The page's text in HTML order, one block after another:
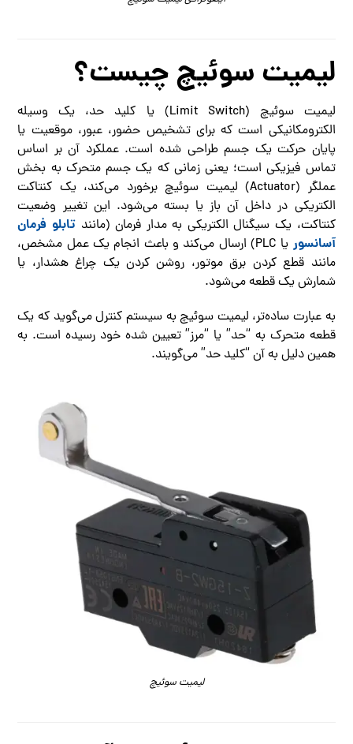
لیمیت سوئیچ چیست؟
لیمیت سوئیچ (Limit Switch) یا کلید حد، یک وسیله
الکترومکانیکی است که برای تشخیص حضور، عبور، موقعیت یا
پایان حرکت یک جسم طراحی شده است. عملکرد آن بر اساس
تماس فیزیکی است؛ یعنی زمانی که یک جسم متحرک به بخش
عملگر (Actuator) لیمیت سوئیچ برخورد می‌کند، یک کنتاکت
الکتریکی در داخل آن باز یا بسته می‌شود. این تغییر وضعیت
کنتاکت، یک سیگنال الکتریکی به مدار فرمان (مانندتابلو فرمان
آسانسور
یا PLC) ارسال می‌کند و باعث انجام یک عمل مشخص،
مانند قطع کردن برق موتور، روشن کردن یک چراغ هشدار، یا
شمارش یک قطعه می‌شود.
به عبارت ساده‌تر، لیمیت سوئیچ به سیستم کنترل می‌گوید که یک
قطعه متحرک به “حد” یا “مرز” تعیین شده خود رسیده است. به
همین دلیل به آن “کلید حد” می‌گویند.
لیمیت سوئیچ